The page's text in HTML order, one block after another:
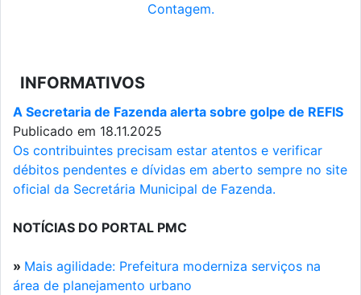
Contagem.
INFORMATIVOS
A Secretaria de Fazenda alerta sobre golpe de REFIS
Publicado em 18.11.2025
Os contribuintes precisam estar atentos e verificar
débitos pendentes e dívidas em aberto sempre no site
oficial da Secretária Municipal de Fazenda.
NOTÍCIAS DO PORTAL PMC
» Mais agilidade: Prefeitura moderniza serviços na
área de planejamento urbano